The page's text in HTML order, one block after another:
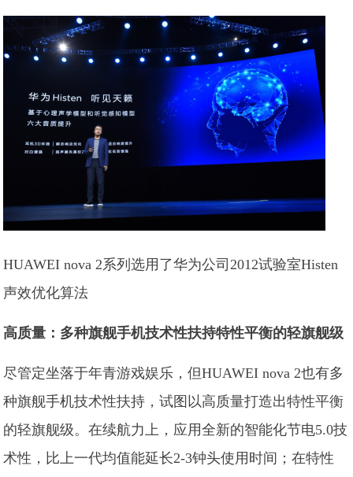
HUAWEI nova 2系列选用了华为公司2012试验室Histen
声效优化算法
高质量：多种旗舰手机技术性扶持特性平衡的轻旗舰级
尽管定坐落于年青游戏娱乐，但HUAWEI nova 2也有多
种旗舰手机技术性扶持，试图以高质量打造出特性平衡
的轻旗舰级。在续航力上，应用全新的智能化节电5.0技
术性，比上一代均值能延长2-3钟头使用时间；在特性